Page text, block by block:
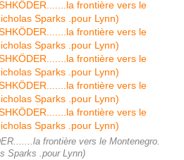
frontière vers le Montenegro.
Sparks .pour Lynn)